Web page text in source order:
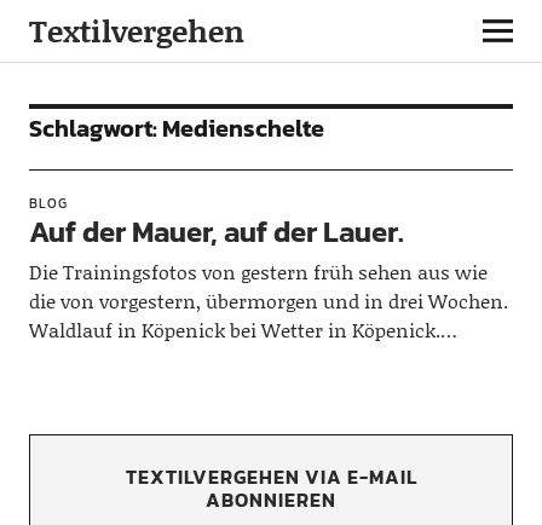
Textilvergehen
Schlagwort:Medienschelte
BLOG
Auf der Mauer, auf der Lauer.
Die Trainingsfotos von gestern früh sehen aus wie
die von vorgestern, übermorgen und in drei Wochen.
Waldlauf in Köpenick bei Wetter in Köpenick.…
TEXTILVERGEHEN VIA E-MAIL
ABONNIEREN